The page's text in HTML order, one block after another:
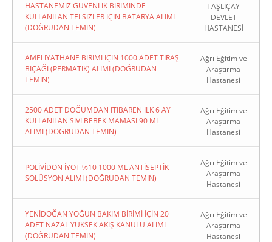
HASTANEMİZ GÜVENLİK BİRİMİNDE
KULLANILAN TELSİZLER İÇİN BATARYA ALIMI
(DOĞRUDAN TEMIN)
TAŞLIÇAY
DEVLET
HASTANESİ
AMELİYATHANE BİRİMİ İÇİN 1000 ADET TIRAŞ
BIÇAĞI (PERMATİK) ALIMI (DOĞRUDAN
TEMIN)
Ağrı Eğitim ve
Araştırma
Hastanesi
2500 ADET DOĞUMDAN İTİBAREN İLK 6 AY
KULLANILAN SIVI BEBEK MAMASI 90 ML
ALIMI (DOĞRUDAN TEMIN)
Ağrı Eğitim ve
Araştırma
Hastanesi
POLİVİDON İYOT %10 1000 ML ANTİSEPTİK
SOLÜSYON ALIMI (DOĞRUDAN TEMIN)
Ağrı Eğitim ve
Araştırma
Hastanesi
YENİDOĞAN YOĞUN BAKIM BİRİMİ İÇİN 20
ADET NAZAL YÜKSEK AKIŞ KANÜLÜ ALIMI
(DOĞRUDAN TEMIN)
Ağrı Eğitim ve
Araştırma
Hastanesi